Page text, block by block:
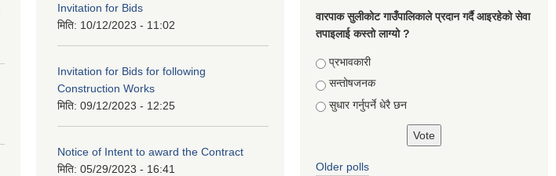
Invitation for Bids
मिति: 10/12/2023 - 11:02
Invitation for Bids for following
Construction Works
मिति: 09/12/2023 - 12:25
Notice of Intent to award the Contract
मिति: 05/29/2023 - 16:41
वारपाक सुलीकोट गाउँपालिकाले प्रदान गर्दै आइरहेको सेवा
तपाइलाई कस्तो लाग्यो ?
Choices
प्रभावकारी
सन्तोषजनक
सुधार गर्नुपर्ने धेरै छन
Older polls